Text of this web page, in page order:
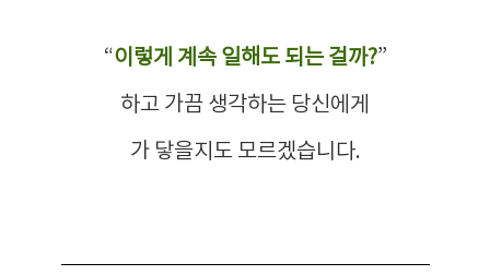
“이렇게 계속 일해도 되는 걸까?”
하고 가끔 생각하는 당신에게
가 닿을지도 모르겠습니다.